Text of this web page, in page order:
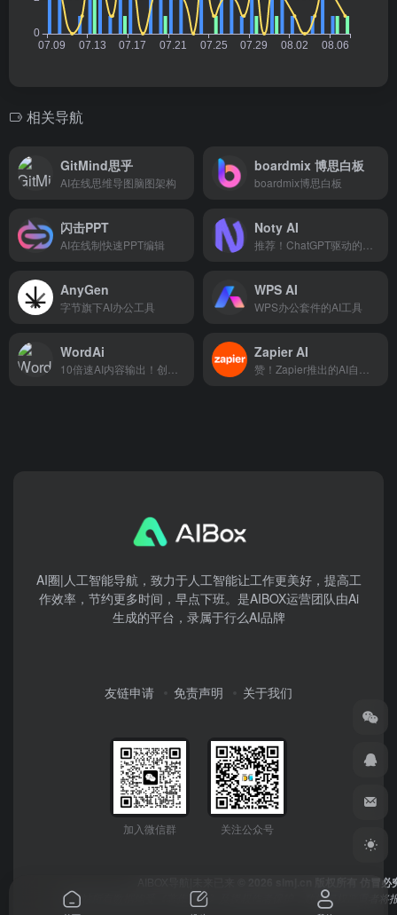
相关导航
GitMind思乎
AI在线思维导图脑图架构
boardmix 博思白板
boardmix博思白板
闪击PPT
AI在线制快速PPT编辑
Noty AI
AnyGen
字节旗下AI办公工具
WPS AI
WPS办公套件的AI工具
WordAi Zapier AI
AI圈|人工智能导航，致力于人工智能让工作更美好，提高工
作效率，节约更多时间，早点下班。是AIBOX运营团队由Ai
生成的平台，录属于行么AI品牌
友链申请 免责声明 关于我们
加入微信群 关注公众号
© 2026 simj.cn 版权所有 仿冒必
本网站所有数据均受《著作权法》及授权作者保护，数据侵权严重者将